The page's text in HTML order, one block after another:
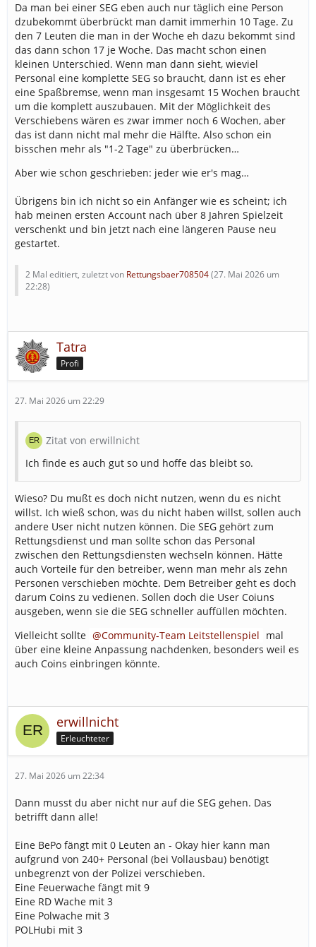
Da man bei einer SEG eben auch nur täglich eine Person
dzubekommt überbrückt man damit immerhin 10 Tage. Zu
den 7 Leuten die man in der Woche eh dazu bekommt sind
das dann schon 17 je Woche. Das macht schon einen
kleinen Unterschied. Wenn man dann sieht, wieviel
Personal eine komplette SEG so braucht, dann ist es eher
eine Spaßbremse, wenn man insgesamt 15 Wochen braucht
um die komplett auszubauen. Mit der Möglichkeit des
Verschiebens wären es zwar immer noch 6 Wochen, aber
das ist dann nicht mal mehr die Hälfte. Also schon ein
bisschen mehr als "1-2 Tage" zu überbrücken…
Aber wie schon geschrieben: jeder wie er's mag…
Übrigens bin ich nicht so ein Anfänger wie es scheint; ich
hab meinen ersten Account nach über 8 Jahren Spielzeit
verschenkt und bin jetzt nach eine längeren Pause neu
gestartet.
2 Mal editiert, zuletzt von Rettungsbaer708504(27. Mai 2026 um
22:28)
Tatra
Profi
27. Mai 2026 um 22:29
Zitat von erwillnicht
Ich finde es auch gut so und hoffe das bleibt so.
Wieso? Du mußt es doch nicht nutzen, wenn du es nicht
willst. Ich wieß schon, was du nicht haben willst, sollen auch
andere User nicht nutzen können. Die SEG gehört zum
Rettungsdienst und man sollte schon das Personal
zwischen den Rettungsdiensten wechseln können. Hätte
auch Vorteile für den betreiber, wenn man mehr als zehn
Personen verschieben möchte. Dem Betreiber geht es doch
darum Coins zu vedienen. Sollen doch die User Coiuns
ausgeben, wenn sie die SEG schneller auffüllen möchten.
Vielleicht sollte
Community-Team Leitstellenspiel mal
über eine kleine Anpassung nachdenken, besonders weil es
auch Coins einbringen könnte.
erwillnicht
Erleuchteter
27. Mai 2026 um 22:34
Dann musst du aber nicht nur auf die SEG gehen. Das
betrifft dann alle!
Eine BePo fängt mit 0 Leuten an - Okay hier kann man
aufgrund von 240+ Personal (bei Vollausbau) benötigt
unbegrenzt von der Polizei verschieben.
Eine Feuerwache fängt mit 9
Eine RD Wache mit 3
Eine Polwache mit 3
POLHubi mit 3